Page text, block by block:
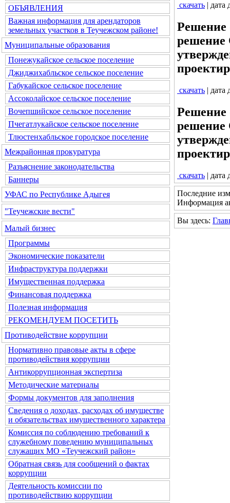
ОБЪЯВЛЕНИЯ
Важная информация для арендаторов
земельных участков в Теучежском районе!
Муниципальные образования
Понежукайское сельское поселение
Джиджихабльское сельское поселение
Габукайское сельское поселение
Ассоколайское сельское поселение
Вочепшийское сельское поселение
Пчегатлукайское сельское поселение
Тлюстенхабльское городское поселение
Межрайонная прокуратура
Разъяснение законодательства
Баннеры
УФАС по Республике Адыгея
"Теучежские вести"
Малый бизнес
Программы
Экономические показатели
Инфраструктура поддержки
Имущественная поддержка
Финансовая поддержка
Полезная информация
РЕКОМЕНДУЕМ ПОСЕТИТЬ
Противодействие коррупции
Нормативно правовые акты в сфере
противодействия коррупции
Антикоррупционная экспертиза
Методические материалы
Формы документов для заполнения
Сведения о доходах, расходах об имуществе
и обязательствах имущественного характера
Комиссия по соблюдению требований к
служебному поведению муниципальных
служащих МО «Теучежский район»
Обратная связь для сообщений о фактах
коррупции
Деятельность комиссии по
противодействию коррупции
скачать | дата
Решение
решение
скачать | дата
Решение
решение
скачать | дата
Последние
Информация
Вы здесь: